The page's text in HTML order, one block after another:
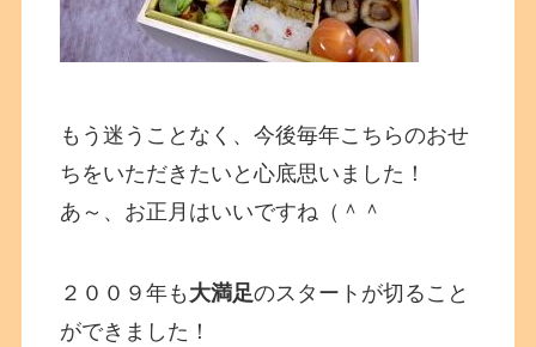
もう迷うことなく、今後毎年こちらのおせ
ちをいただきたいと心底思いました！
あ～、お正月はいいですね（＾＾
２００９年も 大満足のスタートが切ること
ができました！